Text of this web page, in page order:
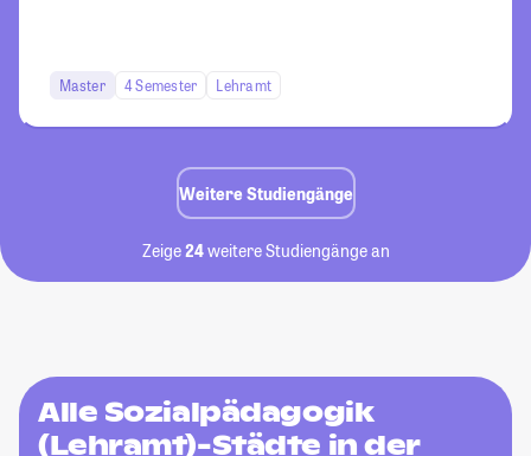
Master 4 Semester Lehramt
Weitere Studiengänge
Zeige24weitere Studiengänge an
Alle Sozialpädagogik
(Lehramt)-Städte in der